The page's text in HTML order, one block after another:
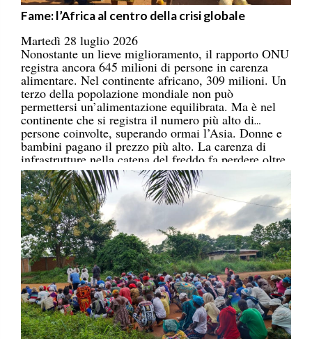
Fame: l’Africa al centro della crisi globale
Martedì 28 luglio 2026
Nonostante un lieve miglioramento, il rapporto ONU
registra ancora 645 milioni di persone in carenza
alimentare. Nel continente africano, 309 milioni. Un
terzo della popolazione mondiale non può
permettersi un’alimentazione equilibrata. Ma è nel
continente che si registra il numero più alto di
persone coinvolte, superando ormai l’Asia. Donne e
bambini pagano il prezzo più alto. La carenza di
infrastrutture nella catena del freddo fa perdere oltre
un terzo della produzione di frutta, verdura, pesce e
latticini.